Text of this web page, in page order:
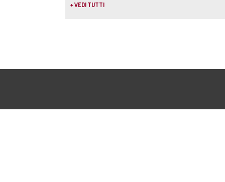
+ VEDI TUTTI